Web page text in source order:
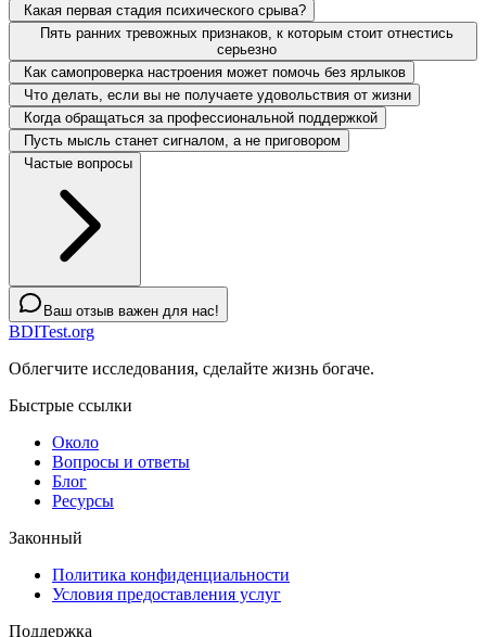
Какая первая стадия психического срыва?
Пять ранних тревожных признаков, к которым стоит отнестись
серьезно
Как самопроверка настроения может помочь без ярлыков
Что делать, если вы не получаете удовольствия от жизни
Когда обращаться за профессиональной поддержкой
Пусть мысль станет сигналом, а не приговором
Частые вопросы
Ваш отзыв важен для нас!
BDITest.org
Облегчите исследования, сделайте жизнь богаче.
Быстрые ссылки
Около
Вопросы и ответы
Блог
Ресурсы
Законный
Политика конфиденциальности
Условия предоставления услуг
Поддержка